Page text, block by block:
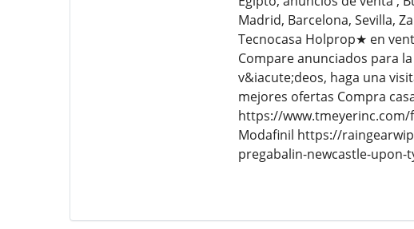
Madrid, Barcelona, Sevilla,
Tecnocasa Holprop★ en
Compare anunciados para
v&iacute;deos, haga una
mejores ofertas Compra
https://
Modafinil https://
pregabalin-newcastle-upon-